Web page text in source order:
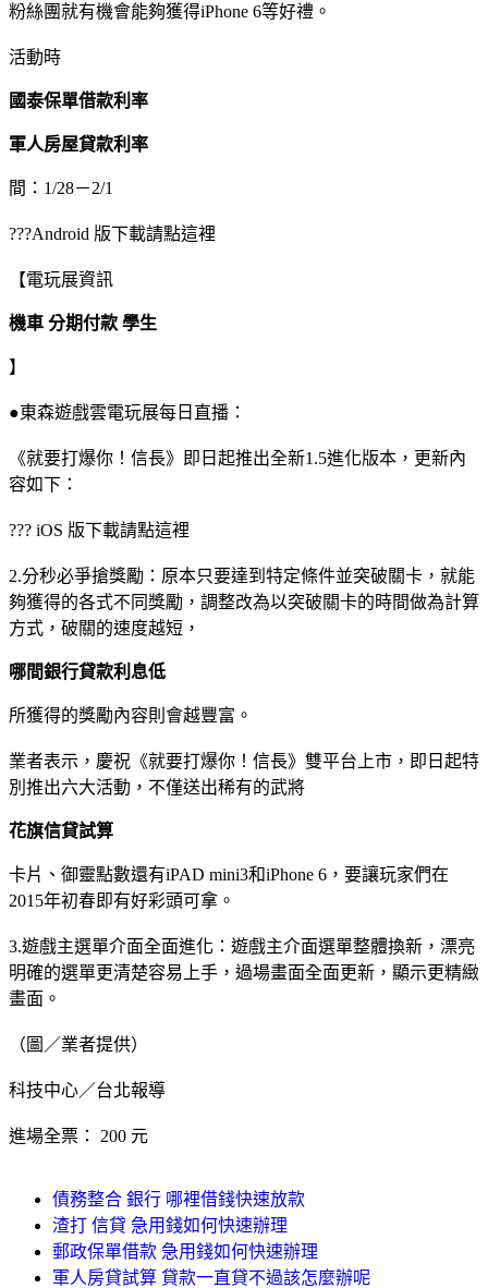
粉絲團就有機會能夠獲得iPhone 6等好禮。
活動時
國泰保單借款利率
軍人房屋貸款利率
間：1/28－2/1
???Android 版下載請點這裡
【電玩展資訊
機車 分期付款 學生
】
●東森遊戲雲電玩展每日直播：
《就要打爆你！信長》即日起推出全新1.5進化版本，更新內
容如下：
??? iOS 版下載請點這裡
2.分秒必爭搶獎勵：原本只要達到特定條件並突破關卡，就能
夠獲得的各式不同獎勵，調整改為以突破關卡的時間做為計算
方式，破關的速度越短，
哪間銀行貸款利息低
所獲得的獎勵內容則會越豐富。
業者表示，慶祝《就要打爆你！信長》雙平台上市，即日起特
別推出六大活動，不僅送出稀有的武將
花旗信貸試算
卡片、御靈點數還有iPAD mini3和iPhone 6，要讓玩家們在
2015年初春即有好彩頭可拿。
3.遊戲主選單介面全面進化：遊戲主介面選單整體換新，漂亮
明確的選單更清楚容易上手，過場畫面全面更新，顯示更精緻
畫面。
（圖／業者提供）
科技中心／台北報導
進場全票： 200 元
債務整合 銀行 哪裡借錢快速放款
渣打 信貸 急用錢如何快速辦理
郵政保單借款 急用錢如何快速辦理
軍人房貸試算 貸款一直貸不過該怎麼辦呢